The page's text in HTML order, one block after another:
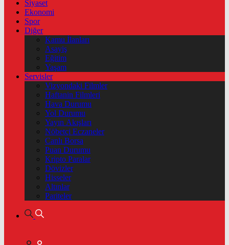
Siyaset
Ekonomi
Spor
Diğer
Kamu İlanları
Asayiş
Eğitim
Yaşam
Servisler
Vizyondaki Filmler
Haftanin Filmleri
Hava Durumu
Yol Durumu
Yayın Akışları
Nöbetçi Eczaneler
Canlı Borsa
Puan Durumu
Kripto Paralar
Dövizler
Hisseler
Altınlar
Pariteler